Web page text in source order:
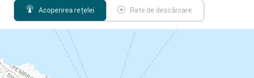
Acoperirea rețelei Rate de descărcare